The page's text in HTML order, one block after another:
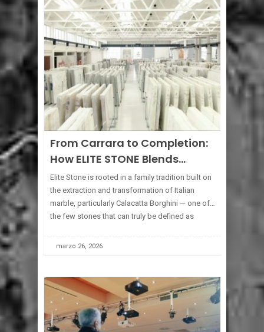
From Carrara to Completion:
How ELITE STONE Blends
Heritage and Technology to
Deliver Turn-Key Calacatta
Borghini and a Global Marble
Portfolio
Elite Stone is rooted in a family tradition built on
the extraction and transformation of Italian
marble, particularly Calacatta Borghini — one of
the few stones that can truly be defined as
marzo 26, 2026